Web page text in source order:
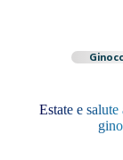
Estate e